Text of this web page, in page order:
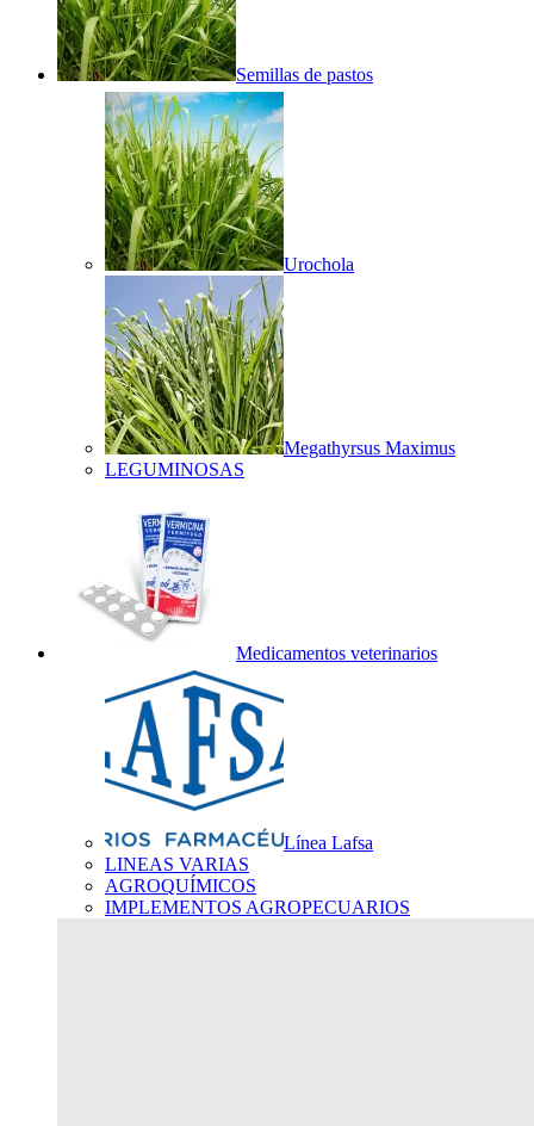
Semillas de pastos
Urochola
Megathyrsus Maximus
LEGUMINOSAS
Medicamentos veterinarios
Línea Lafsa
LINEAS VARIAS
AGROQUÍMICOS
IMPLEMENTOS AGROPECUARIOS